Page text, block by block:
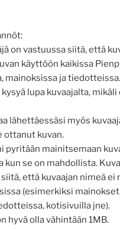
on vastuussa siitä, että
käyttöön kaikissa
mainoksissa ja tiedotteissa.
lupa kuvaajalta,
lähettäessäsi myös
ottanut kuvan.
pyritään mainitsemaan
kun se on mahdollista.
että kuvaajan nimeä ei
(esimerkiksi
kotisivuilla jne).
hyvä olla vähintään 1MB.